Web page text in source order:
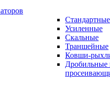
Стандартные
Усиленные
Скальные
Траншейные
Ковши-
Дробильные